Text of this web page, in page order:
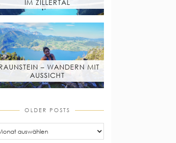
IM ZILLERTAL
– WANDERN MIT
AUSSICHT
OLDER POSTS